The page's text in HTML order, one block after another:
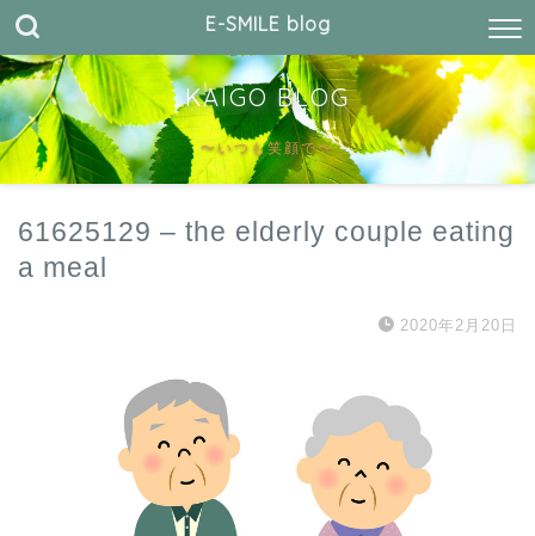
E-SMILE blog
KAIGO BLOG
〜いつも笑顔で〜
61625129 – the elderly couple eating
a meal
2020年2月20日